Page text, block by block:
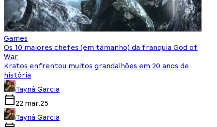
Games
Os 10 maiores chefes (em tamanho) da franquia God of
War
Kratos enfrentou muitos grandalhões em 20 anos de
história
Tayná Garcia
22.mar.25
Tayná Garcia